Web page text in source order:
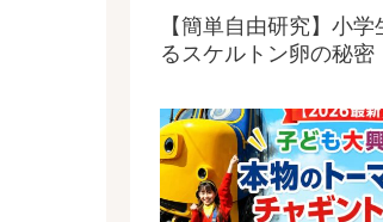
【簡単自由研究】小
るスケルトン卵の秘密